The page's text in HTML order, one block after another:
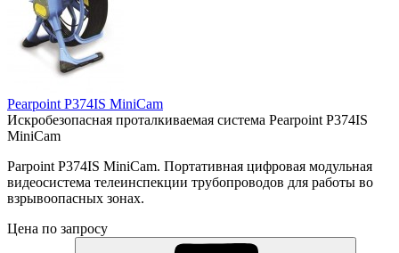
Pearpoint P374IS MiniCam
Искробезопасная проталкиваемая система Pearpoint P374IS
MiniCam
Parpoint P374IS MiniCam. Портативная цифровая модульная
видеосистема телеинспекции трубопроводов для работы во
взрывоопасных зонах.
Цена по запросу